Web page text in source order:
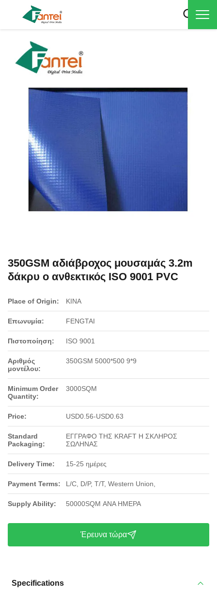
350GSM αδιάβροχος μουσαμάς 3.2m
δάκρυ ο ανθεκτικός ISO 9001 PVC
Place of Origin: ΚΙΝΑ
Επωνυμία: FENGTAI
Πιστοποίηση: ISO 9001
Αριθμός
μοντέλου:
350GSM 5000*500 9*9
Minimum Order
Quantity:
3000SQM
Price: USD0.56-USD0.63
Standard
Packaging:
ΕΓΓΡΑΦΟ ΤΗΣ KRAFT Η ΣΚΛΗΡΟΣ
ΣΩΛΗΝΑΣ
Delivery Time: 15-25 ημέρες
Payment Terms: L/C, D/P, T/T, Western Union,
Supply Ability: 50000SQM ΑΝΑ ΗΜΕΡΑ
Έρευνα τώρα
Specifications